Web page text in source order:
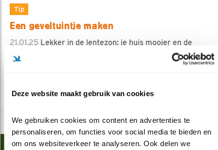
Deze website maakt gebruik van cookies
We gebruiken cookies om content en advertenties te
personaliseren, om functies voor social media te bieden en
om ons websiteverkeer te analyseren. Ook delen we
Tip
Een geveltuintje maken
21.01.25 Lekker in de lentezon: je huis mooier en de
natuur geholpen.
lees meer